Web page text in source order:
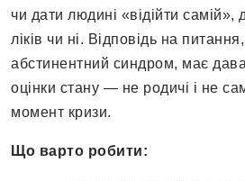
чи дати людині «відійти самій»,
ліків чи ні. Відповідь на
абстинентний синдром, має
оцінки стану — не родичі і не
момент кризи.
Що варто робити: